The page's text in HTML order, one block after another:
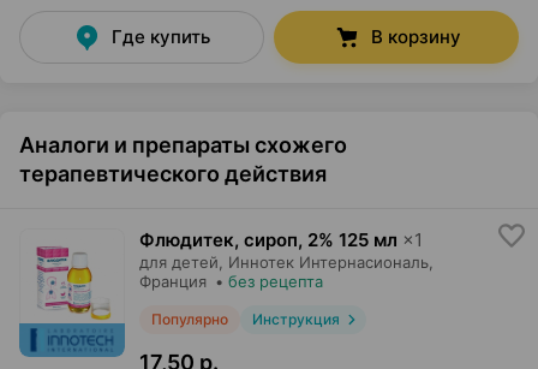
Где купить В корзину
Аналоги и препараты схожего
терапевтического действия
Флюдитек, сироп, 2% 125 мл ×1
для детей, Иннотек Интернасиональ
Франция • без рецепта
Популярно Инструкция
17,50 р.